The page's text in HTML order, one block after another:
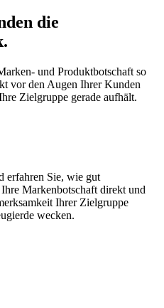
die
und Produktbotschaft so
vor den Augen Ihrer Kunden
Zielgruppe gerade aufhält.
erfahren Sie, wie gut
Markenbotschaft direkt und
Ihrer Zielgruppe
wecken.